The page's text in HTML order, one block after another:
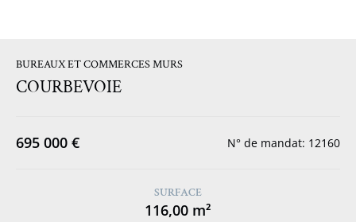
BUREAUX ET COMMERCES MURS
COURBEVOIE
695 000 € N° de mandat: 12160
SURFACE
116,00 m²